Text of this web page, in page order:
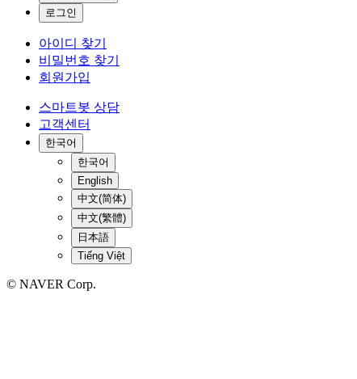
로그인
아이디 찾기
비밀번호 찾기
회원가입
스마트봇 상담
고객센터
한국어
한국어
English
中文(简体)
中文(繁體)
日本語
Tiếng Việt
© NAVER Corp.